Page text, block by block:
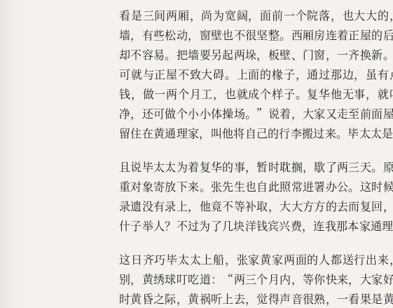
看是三间两厢，尚为宽阔，面前一个院落，也大大
墙，有些松动，窗壁也不很坚整。西厢房连着正屋的
却不容易。把墙要另起两垛，板壁、门窗，一齐换新
可就与正屋不致大碍。上面的椽子，通过那边，虽
钱，做一两个月工，也就成个样子。复华他无事，
净，还可做个小小体操场。”说着，大家又走至前面
留住在黄通理家，叫他将自己的行李搬过来。毕太太
且说毕太太为着复华的事，暂时耽搁，歇了两三天。
重对象寄放下来。张先生也自此照常进署办公。这时
录遗没有录上，他竟不等补取，大大方方的去而复
什子举人？不过为了几块洋钱宾兴费，连我那本家通
这日齐巧毕太太上船，张家黄家两面的人都送行出
别，黄绣球叮吃道：“两三个月内，等你快来，大家
时黄昏之际，黄祸听上去，觉得声音很熟，一看果是